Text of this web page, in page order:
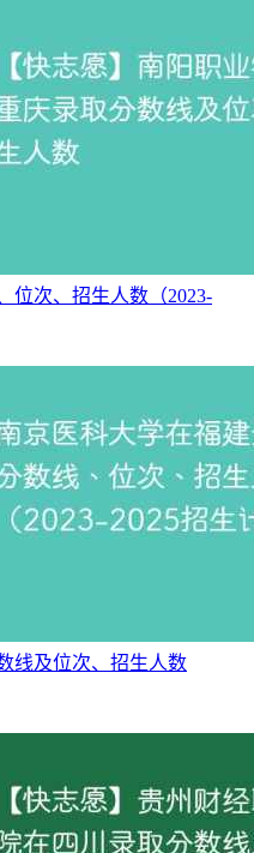
数线是多少「最低238分」
位次、招生人数（2023-
线及位次、招生人数